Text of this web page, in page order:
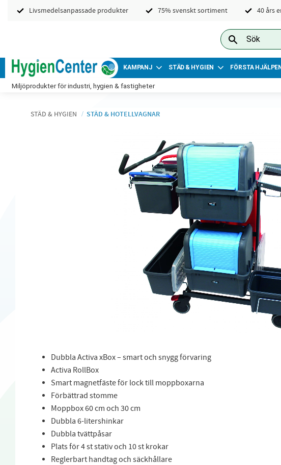
Livsmedelsanpassade produkter 75% svenskt sortiment 40 års
KAMPANJ STÄD & HYGIEN FÖRSTA HJÄLPEN
Miljöprodukter för industri, hygien & fastigheter
STÄD & HYGIEN STÄD & HOTELLVAGNAR
Dubbla Activa xBox – smart och snygg förvaring
Activa RollBox
Smart magnetfäste för lock till moppboxarna
Förbättrad stomme
Moppbox 60 cm och 30 cm
Dubbla 6-litershinkar
Dubbla tvättpåsar
Plats för 4 st stativ och 10 st krokar
Reglerbart handtag och säckhållare